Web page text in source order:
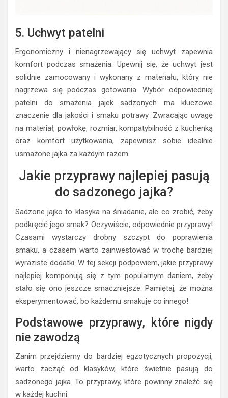
5. Uchwyt patelni
Ergonomiczny i nienagrzewający się uchwyt zapewnia
komfort podczas smażenia. Upewnij się, że uchwyt jest
solidnie zamocowany i wykonany z materiału, który nie
nagrzewa się podczas gotowania. Wybór odpowiedniej
patelni do smażenia jajek sadzonych ma kluczowe
znaczenie dla jakości i smaku potrawy. Zwracając uwagę
na materiał, powłokę, rozmiar, kompatybilność z kuchenką
oraz komfort użytkowania, zapewnisz sobie idealnie
usmażone jajka za każdym razem.
Jakie przyprawy najlepiej pasują
do sadzonego jajka?
Sadzone jajko to klasyka na śniadanie, ale co zrobić, żeby
podkręcić jego smak? Oczywiście, odpowiednie przyprawy!
Czasami wystarczy drobny szczypt do poprawienia
smaku, a czasem warto zainwestować w trochę bardziej
wyraziste dodatki. W tej sekcji podpowiem, jakie przyprawy
najlepiej komponują się z tym popularnym daniem, żeby
stało się ono jeszcze smaczniejsze. Pamiętaj, że można
eksperymentować, bo każdemu smakuje co innego!
Podstawowe przyprawy, które nigdy
nie zawodzą
Zanim przejdziemy do bardziej egzotycznych propozycji,
warto zacząć od klasyków, które świetnie pasują do
sadzonego jajka. To przyprawy, które powinny znaleźć się
w każdej kuchni: